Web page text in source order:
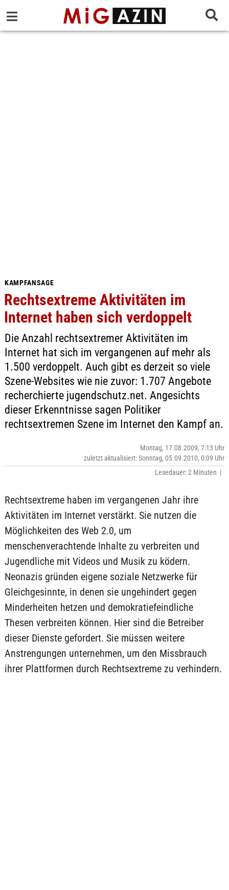
KAMPFANSAGE
Rechtsextreme Aktivitäten im
Internet haben sich verdoppelt
Die Anzahl rechtsextremer Aktivitäten im
Internet hat sich im vergangenen auf mehr als
1.500 verdoppelt. Auch gibt es derzeit so viele
Szene-Websites wie nie zuvor: 1.707 Angebote
recherchierte jugendschutz.net. Angesichts
dieser Erkenntnisse sagen Politiker
rechtsextremen Szene im Internet den Kampf an.
Montag, 17.08.2009, 7:13 Uhr
zuletzt aktualisiert: Sonntag, 05.09.2010, 0:09 Uhr
Lesedauer: 2 Minuten |
Rechtsextreme haben im vergangenen Jahr ihre
Aktivitäten im Internet verstärkt. Sie nutzen die
Möglichkeiten des Web 2.0, um
menschenverachtende Inhalte zu verbreiten und
Jugendliche mit Videos und Musik zu ködern.
Neonazis gründen eigene soziale Netzwerke für
Gleichgesinnte, in denen sie ungehindert gegen
Minderheiten hetzen und demokratiefeindliche
Thesen verbreiten können. Hier sind die Betreiber
dieser Dienste gefordert. Sie müssen weitere
Anstrengungen unternehmen, um den Missbrauch
ihrer Plattformen durch Rechtsextreme zu verhindern.